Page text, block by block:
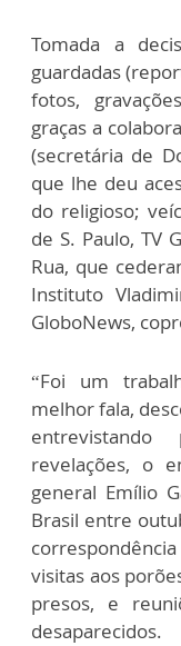
Tomada a
guardadas
fotos,
graças a
(secretária de
que lhe deu
do religioso;
de S. Paulo, TV
Rua, que
Instituto
GloboNews,
“Foi um
melhor fala,
revelações, o
general Emílio
Brasil entre
visitas aos
presos, e
desaparecidos.